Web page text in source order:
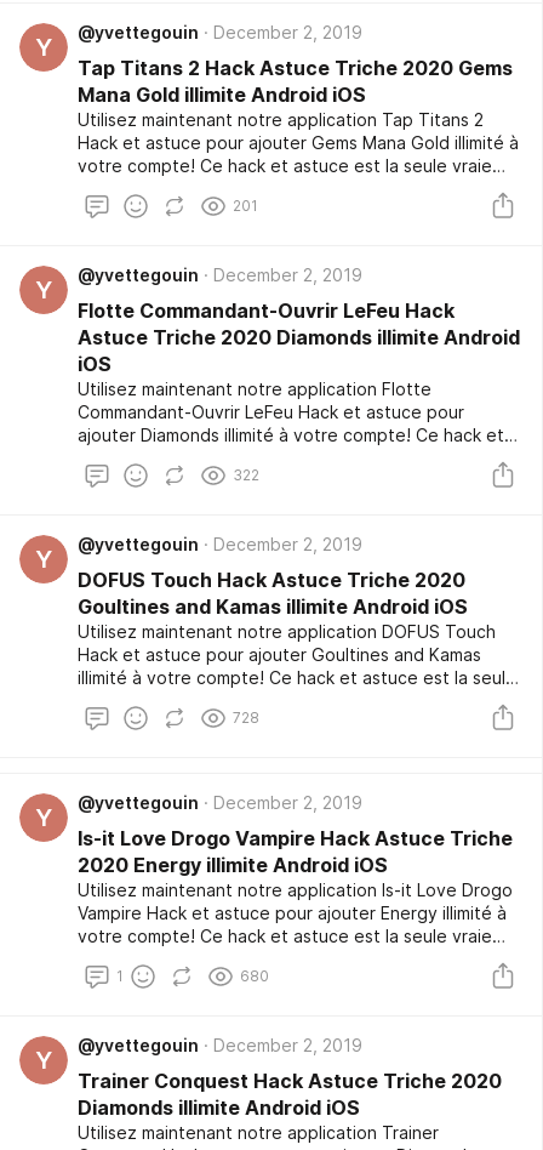
sécurité. C'est une tâche facile à utiliser l'outil de
piratage a fait un test bêta qui a été exclusive pour
les joueurs professionnels pendant plusieurs semaines
et il vient de publier publiquement après plusieurs
demandes.
Y
@yvettegouin December 2, 2019
Tap Titans 2 Hack Astuce Triche 2020 Gems
Mana Gold illimite Android iOS
Utilisez maintenant notre application Tap Titans 2
Hack et astuce pour ajouter Gems Mana Gold illimité à
votre compte! Ce hack et astuce est la seule vraie
et gratuit à utiliser! Nous avons que l'outil de piratage
tâche facile à utiliser l'outil de piratage a fait un test
bêta qui a été exclusive pour les joueurs
professionnels pendant plusieurs semaines et il vient
de publier publiquement après plusieurs demandes.
201
Y
@yvettegouin December 2, 2019
Flotte Commandant-Ouvrir LeFeu Hack
Astuce Triche 2020 Diamonds illimite Android
iOS
Utilisez maintenant notre application Flotte
Commandant-Ouvrir LeFeu Hack et astuce pour
ajouter Diamonds illimité à votre compte! Ce hack et
seulement, il peut être sécurisé et gratuit à utiliser!
raisons de sécurité. C'est une tâche facile à utiliser
l'outil de piratage a fait un test bêta qui a été
exclusive pour les joueurs professionnels pendant
plusieurs semaines et il vient de publier publiquement
après plusieurs demandes.
322
Y
@yvettegouin December 2, 2019
DOFUS Touch Hack Astuce Triche 2020
Goultines and Kamas illimite Android iOS
Utilisez maintenant notre application DOFUS Touch
Hack et astuce pour ajouter Goultines and Kamas
illimité à votre compte! Ce hack et astuce est la seule
sécurisé et gratuit à utiliser! Nous avons que l'outil de
tâche facile à utiliser l'outil de piratage a fait un test
bêta qui a été exclusive pour les joueurs
professionnels pendant plusieurs semaines et il vient
de publier publiquement après plusieurs demandes.
728
Y
@yvettegouin December 2, 2019
Is-it Love Drogo Vampire Hack Astuce Triche
2020 Energy illimite Android iOS
Utilisez maintenant notre application Is-it Love Drogo
Vampire Hack et astuce pour ajouter Energy illimité à
votre compte! Ce hack et astuce est la seule vraie
et gratuit à utiliser! Nous avons que l'outil de piratage
tâche facile à utiliser l'outil de piratage a fait un test
bêta qui a été exclusive pour les joueurs
professionnels pendant plusieurs semaines et il vient
de publier publiquement après plusieurs demandes.
1 680
Y
@yvettegouin December 2, 2019
Trainer Conquest Hack Astuce Triche 2020
Diamonds illimite Android iOS
Utilisez maintenant notre application Trainer